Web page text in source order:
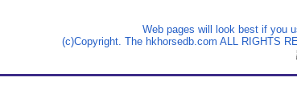
Web pages will look best if you
(c)Copyright. The hkhorsedb.com ALL RIGHTS